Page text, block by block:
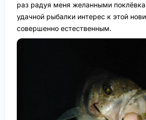
раз радуя меня желанными
удачной рыбалки интерес к этой
совершенно естественным.